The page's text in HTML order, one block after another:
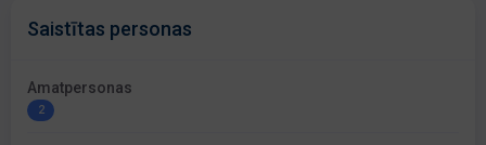
Saistītas personas
Amatpersonas
2